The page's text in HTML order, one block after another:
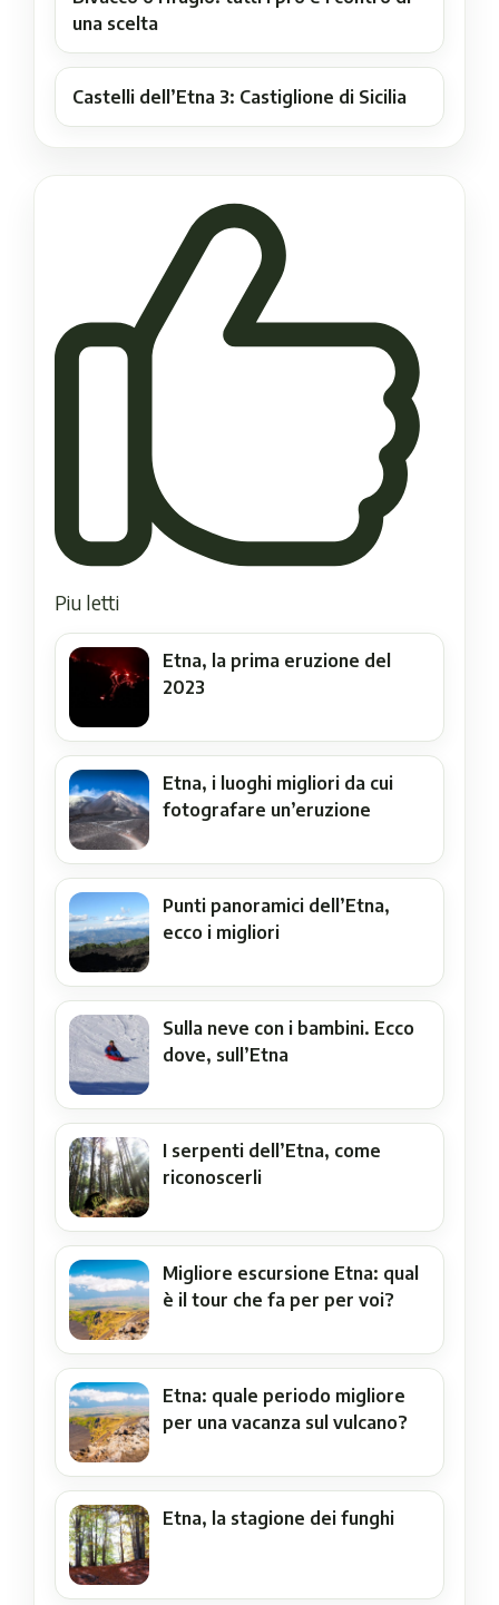
una scelta
Castelli dell’Etna 3: Castiglione di Sicilia
Piu letti
Etna, la prima eruzione del
2023
Etna, i luoghi migliori da cui
fotografare un’eruzione
Punti panoramici dell’Etna,
ecco i migliori
Sulla neve con i bambini. Ecco
dove, sull’Etna
I serpenti dell’Etna, come
riconoscerli
Migliore escursione Etna: qual
è il tour che fa per per voi?
Etna: quale periodo migliore
per una vacanza sul vulcano?
Etna, la stagione dei funghi